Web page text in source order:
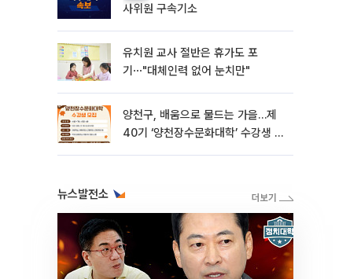
사위원 구속기소
유치원 교사 절반은 휴가도 포
기⋯"대체인력 없어 눈치만"
양천구, 배움으로 물드는 가을…제
40기 ‘양천장수문화대학’ 수강생 모
뉴스발전소